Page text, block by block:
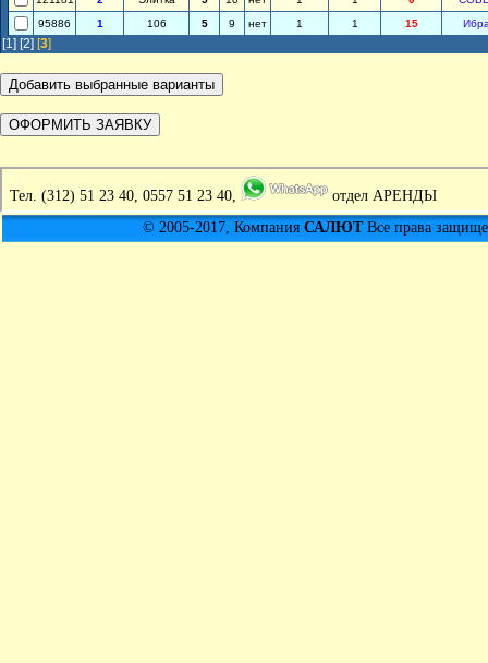
95886
1 106 5 9 нет 1 1 15
[1] [2] [3]
Тел. (312) 51 23 40, 0557 51 23 40,
отдел АРЕНДЫ
© 2005-2017, Компания САЛЮТВсе права